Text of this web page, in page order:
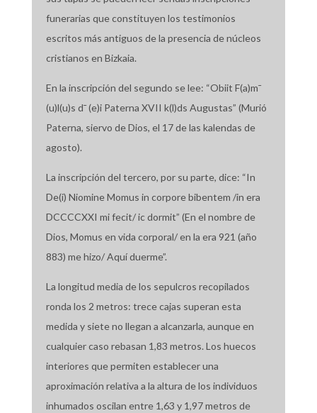
funerarias que constituyen los testimonios
escritos más antiguos de la presencia de núcleos
cristianos en Bizkaia.
En la inscripción del segundo se lee: “Obiit F(a)m¯
(u)l(u)s d¯ (e)i Paterna XVII k(l)ds Augustas” (Murió
Paterna, siervo de Dios, el 17 de las kalendas de
agosto).
La inscripción del tercero, por su parte, dice: “In
De(i) Niomine Momus in corpore bibentem /in era
DCCCCXXI mi fecit/ ic dormit” (En el nombre de
Dios, Momus en vida corporal/ en la era 921 (año
883) me hizo/ Aquí duerme”.
La longitud media de los sepulcros recopilados
ronda los 2 metros: trece cajas superan esta
medida y siete no llegan a alcanzarla, aunque en
cualquier caso rebasan 1,83 metros. Los huecos
interiores que permiten establecer una
aproximación relativa a la altura de los individuos
inhumados oscilan entre 1,63 y 1,97 metros de